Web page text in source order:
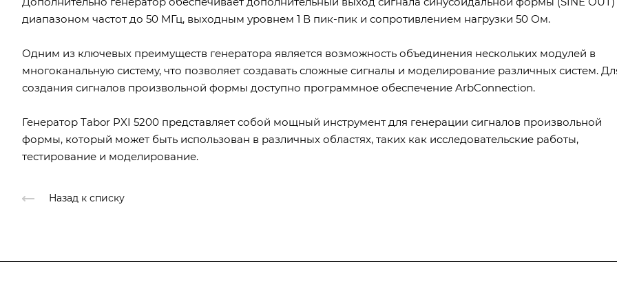
диапазоном частот до 50 МГц, выходным уровнем 1 В пик-пик и сопротивлением нагрузки 50 Ом.
Одним из ключевых преимуществ генератора является возможность объединения нескольких модулей в
многоканальную систему, что позволяет создавать сложные сигналы и моделирование различных систем.
создания сигналов произвольной формы доступно программное обеспечение ArbConnection.
Генератор Tabor PXI 5200 представляет собой мощный инструмент для генерации сигналов произвольной
формы, который может быть использован в различных областях, таких как исследовательские работы,
тестирование и моделирование.
Назад к списку